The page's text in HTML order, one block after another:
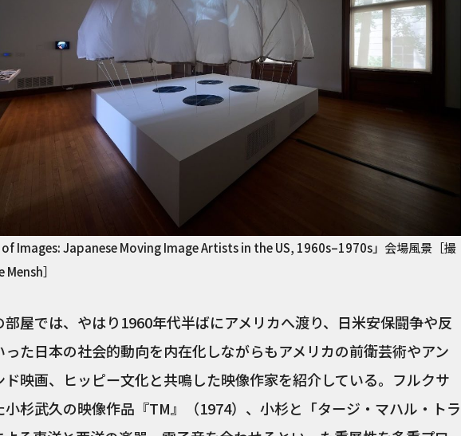
Images: Japanese Moving Image Artists in the US, 1960s–1970s」会場風景［撮
］
屋では、やはり1960年代半ばにアメリカへ渡り、日米安保闘争や反
った日本の社会的動向を内在化しながらもアメリカの前衛芸術やアン
ド映画、ヒッピー文化と共鳴した映像作家を紹介している。フルクサ
小杉武久の映像作品『TM』（1974）、小杉と「タージ・マハル・トラ